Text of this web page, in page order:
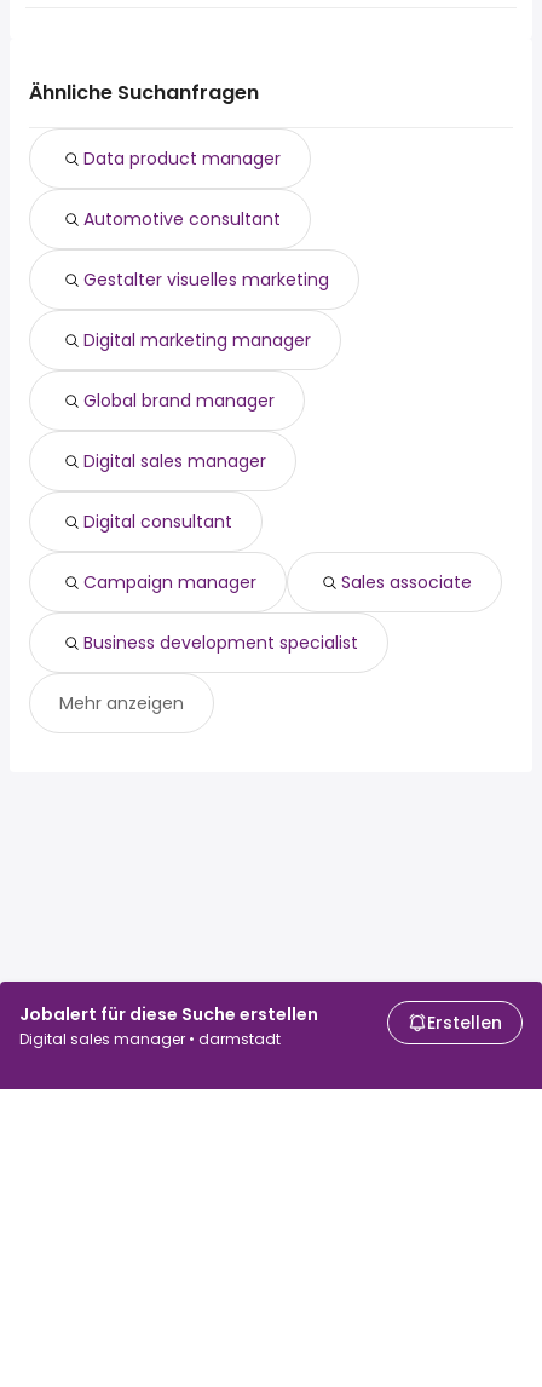
Jobalert für diese Suche erstellen
Digital sales manager • darmstadt
Erstellen
Dietzenbach
Groß-Gerau
Pfungstadt
Riedstadt
Reinheim
Dieburg
quereinsteiger
teilzeit
werkstudent
homeoffice
520 euro
verkäufer
lkw fahrer
Ähnliche Suchanfragen
Data product manager
Automotive consultant
Gestalter visuelles marketing
Digital marketing manager
Global brand manager
Digital sales manager
Digital consultant
Campaign manager Sales associate
Business development specialist
Mehr anzeigen